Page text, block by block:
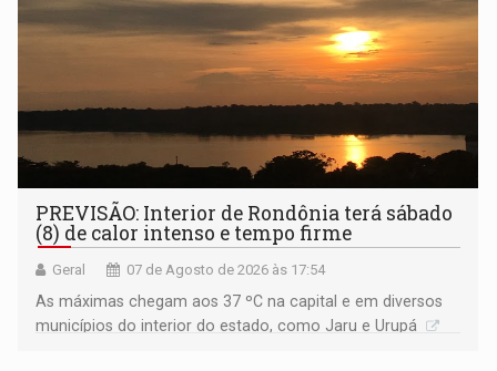
PREVISÃO: Interior de Rondônia terá sábado
(8) de calor intenso e tempo firme
Geral 07 de Agosto de 2026 às 17:54
As máximas chegam aos 37 ºC na capital e em diversos
municípios do interior do estado, como Jaru e Urupá